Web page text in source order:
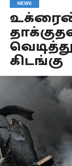
NEWS
கிடங்கு